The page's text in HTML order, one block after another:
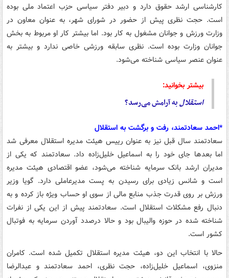
کارشناسی ارشد حقوق دارد و دبیر دفتر سیاسی حزب اعتماد ملی بوده
است. حجت نظری پیش از حضور در شورای شهر، به عنوان معاون در
وزارت ورزش و جوانان مشغول به کار بود. اما بیشتر کار او مربوط به بخش
جوانان وزارت بوده است. نظری سابقه ورزشی خاصی ندارد و بیشتر به
عنوان عنصر سیاسی شناخته می‌شود.
بیشتر بخوانید:
استقلالبه آرامش می‌رسد؟
*احمد سعادتمند، رفت و برگشت به استقلال
سعادتمند سال قبل نیز به عنوان رییس هیئت مدیره استقلال معرفی شد
اما بعدها جای خود را به اسماعیل خلیل‌زاده داد. سعادتمند که یکی از
مدیران ارشد بانک سرمایه شناخته می‌شود، عضو اقتصادی هیئت مدیره
است و شانس زیادی برای رسیدن به پست مدیرعاملی دارد. گویا وزیر
ورزش بر روی قدرت جذب منابع مالی از سوی او حساب ویژه باز کرده و به
دنبال رفع مشکلات استقلال است. سعادتمند پیش از این یکی از نفرات
شناخته شده در حوزه والیبال بود و حالا درصدد آوردن سرمایه به فوتبال
کشور است.
حالا با انتخاب این دو، هیئت مدیره استقلال تکمیل شده است. کامران
منزوی، اسماعیل خلیل‌زاده، حجت نظری، احمد سعادتمند و عبدالرضا